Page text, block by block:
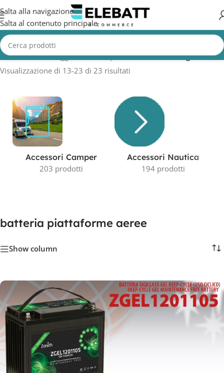
Salta alla navigazione
Salta al contenuto principale
Home/Prodotti taggati “batteria piattaforme aeree”/Pagina 2
Visualizzazione di 13-23 di 23 risultati
Accessori Camper
203 prodotti
Accessori Nautica
194 prodotti
batteria piattaforme aeree
Show column